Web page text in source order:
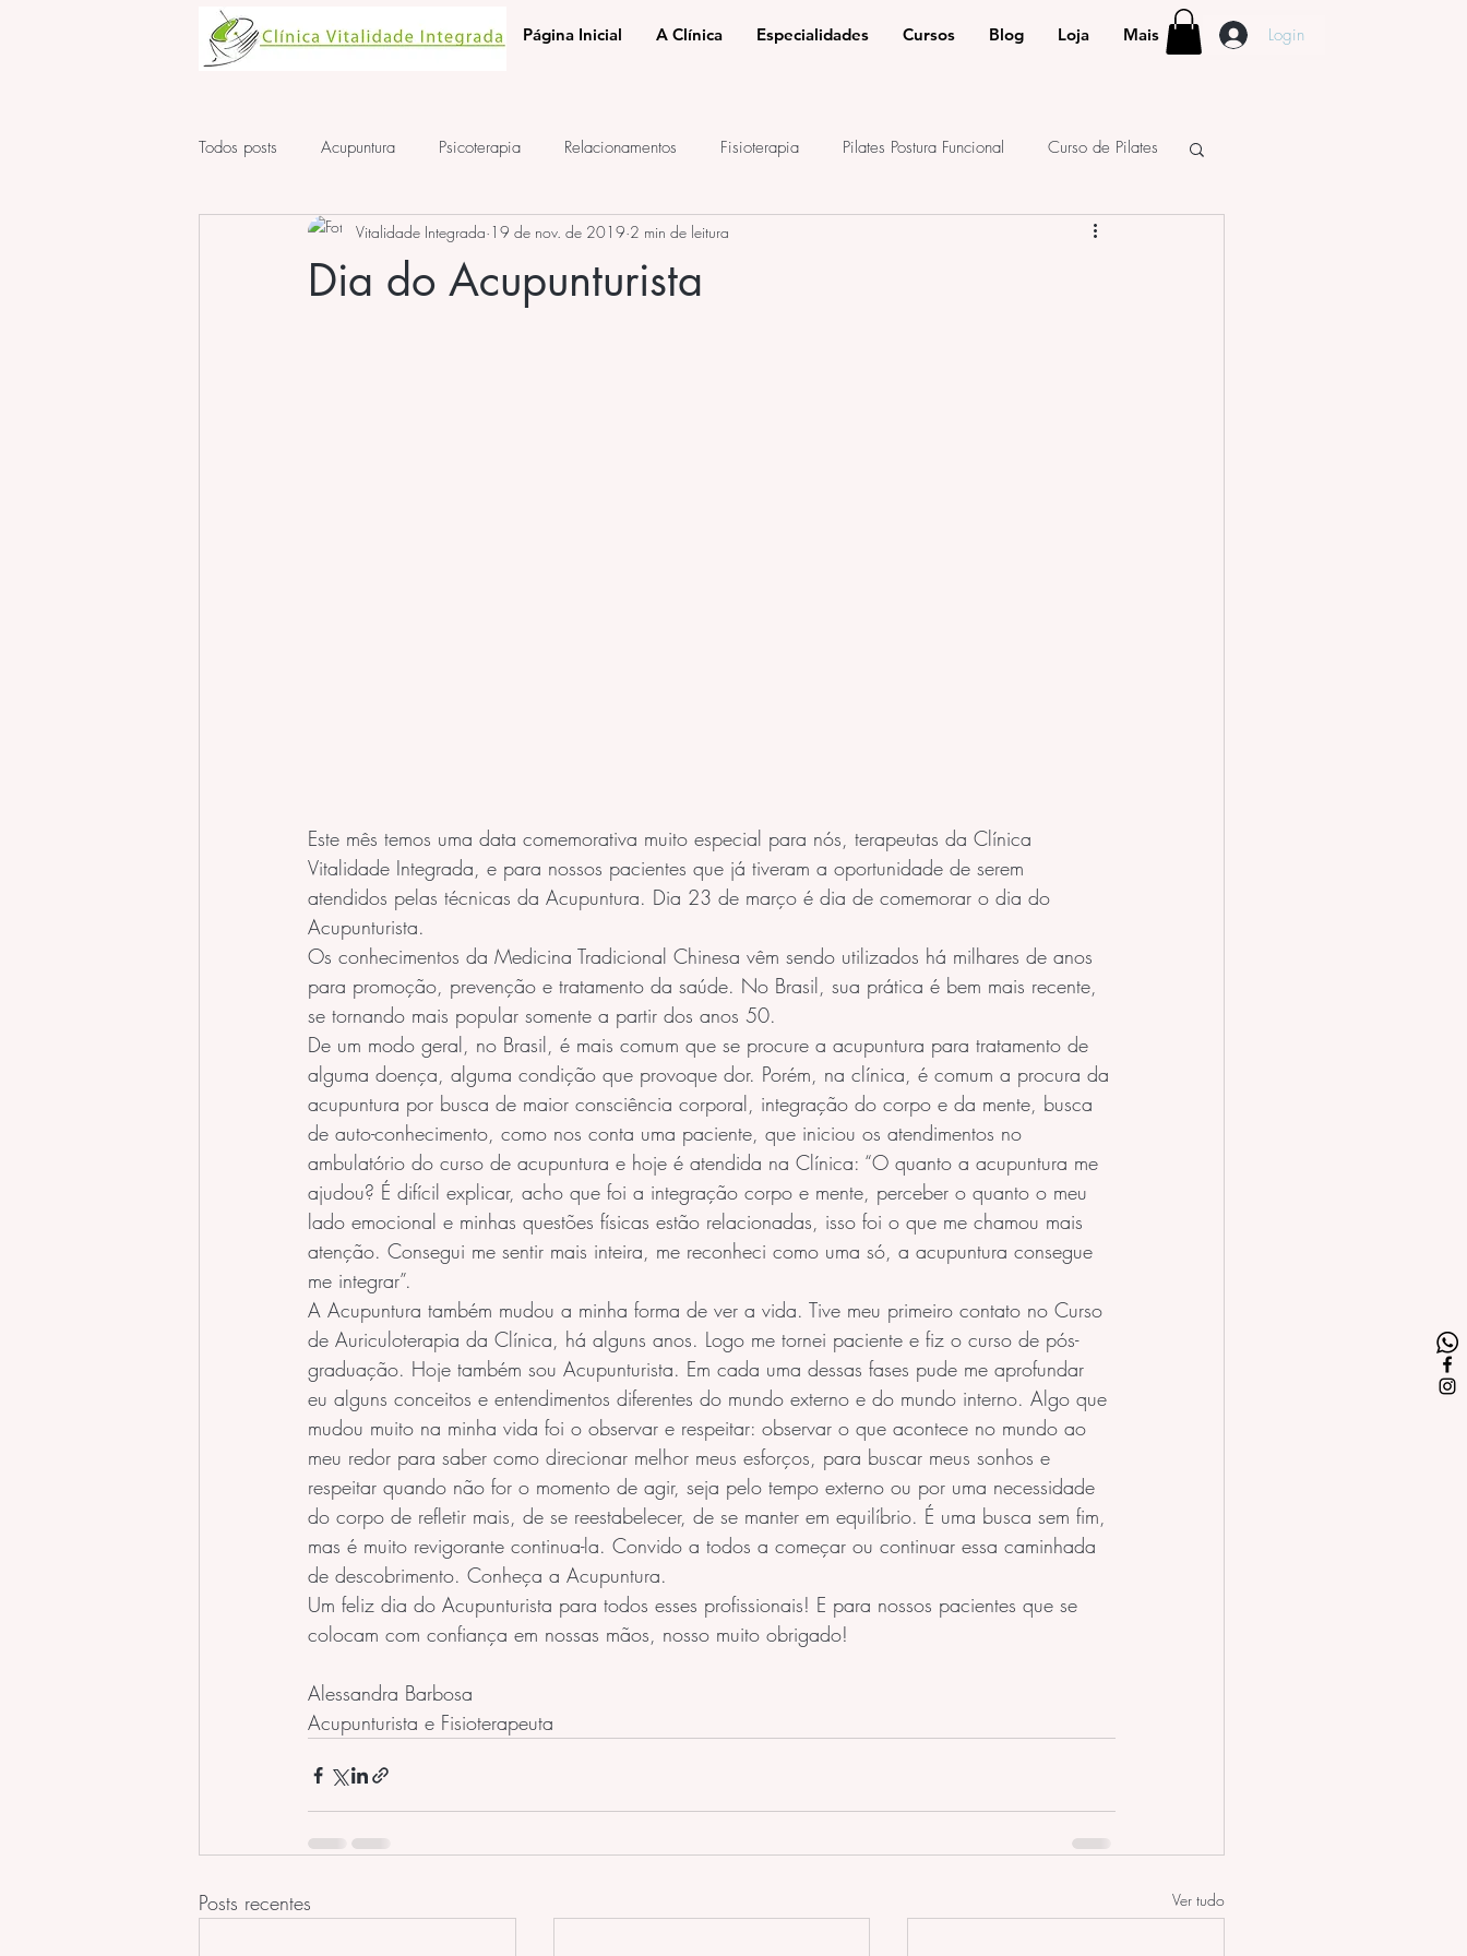
Página Inicial A Clínica Especialidades Cursos Blog Loja Mais Login
Todos posts Acupuntura Psicoterapia Relacionamentos Fisioterapia Pilates Postura Funcional Curso de Pilates
Aula de Acupuntura ansiedade ponto de acupuntura terapia auricular
Dia do Acupunturista
Vitalidade Integrada 19 de nov. de 2019 2 min de leitura
Este mês temos uma data comemorativa muito especial para nós, terapeutas da Clínica
Vitalidade Integrada, e para nossos pacientes que já tiveram a oportunidade de serem
atendidos pelas técnicas da Acupuntura. Dia 23 de março é dia de comemorar o dia do
Acupunturista.
Os conhecimentos da Medicina Tradicional Chinesa vêm sendo utilizados há milhares de anos
para promoção, prevenção e tratamento da saúde. No Brasil, sua prática é bem mais recente,
se tornando mais popular somente a partir dos anos 50.
De um modo geral, no Brasil, é mais comum que se procure a acupuntura para tratamento de
alguma doença, alguma condição que provoque dor. Porém, na clínica, é comum a procura da
acupuntura por busca de maior consciência corporal, integração do corpo e da mente, busca
de auto-conhecimento, como nos conta uma paciente, que iniciou os atendimentos no
ambulatório do curso de acupuntura e hoje é atendida na Clínica: “O quanto a acupuntura me
ajudou? É difícil explicar, acho que foi a integração corpo e mente, perceber o quanto o meu
lado emocional e minhas questões físicas estão relacionadas, isso foi o que me chamou mais
atenção. Consegui me sentir mais inteira, me reconheci como uma só, a acupuntura consegue
me integrar”.
A Acupuntura também mudou a minha forma de ver a vida. Tive meu primeiro contato no Curso
de Auriculoterapia da Clínica, há alguns anos. Logo me tornei paciente e fiz o curso de pós-
graduação. Hoje também sou Acupunturista. Em cada uma dessas fases pude me aprofundar
eu alguns conceitos e entendimentos diferentes do mundo externo e do mundo interno. Algo que
mudou muito na minha vida foi o observar e respeitar: observar o que acontece no mundo ao
meu redor para saber como direcionar melhor meus esforços, para buscar meus sonhos e
respeitar quando não for o momento de agir, seja pelo tempo externo ou por uma necessidade
do corpo de refletir mais, de se reestabelecer, de se manter em equilíbrio. É uma busca sem fim,
mas é muito revigorante continua-la. Convido a todos a começar ou continuar essa caminhada
de descobrimento. Conheça a Acupuntura.
Um feliz dia do Acupunturista para todos esses profissionais! E para nossos pacientes que se
colocam com confiança em nossas mãos, nosso muito obrigado!
Alessandra Barbosa
Acupunturista e Fisioterapeuta
Posts recentes Ver tudo